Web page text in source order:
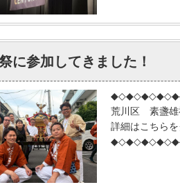
に参加してきました！
荒川区 素盞雄
詳細はこちら